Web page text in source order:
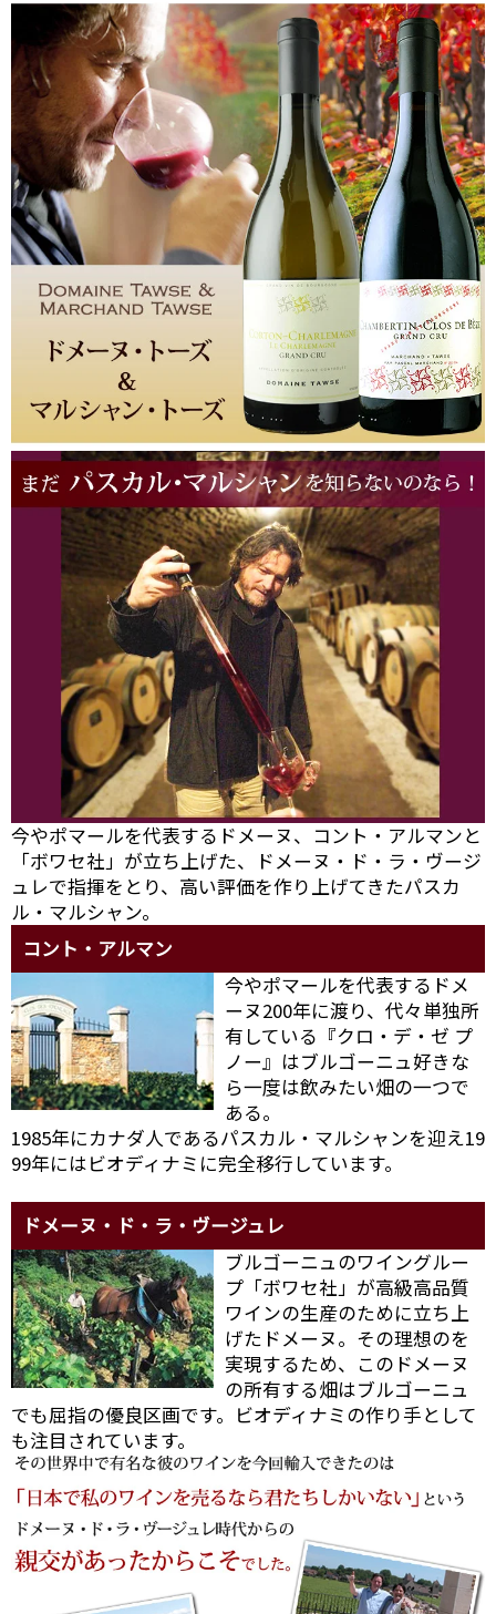
今やポマールを代表するドメーヌ、コント・アルマンと
「ボワセ社」が立ち上げた、ドメーヌ・ド・ラ・ヴージ
ュレで指揮をとり、高い評価を作り上げてきたパスカ
ル・マルシャン。
コント・アルマン
今やポマールを代表するドメ
ーヌ200年に渡り、代々単独所
有している『クロ・デ・ゼ プ
ノー』はブルゴーニュ好きな
ら一度は飲みたい畑の一つで
ある。
1985年にカナダ人であるパスカル・マルシャンを迎え19
99年にはビオディナミに完全移行しています。
ドメーヌ・ド・ラ・ヴージュレ
ブルゴーニュのワイングルー
プ「ボワセ社」が高級高品質
ワインの生産のために立ち上
げたドメーヌ。その理想のを
実現するため、このドメーヌ
の所有する畑はブルゴーニュ
でも屈指の優良区画です。ビオディナミの作り手として
も注目されています。